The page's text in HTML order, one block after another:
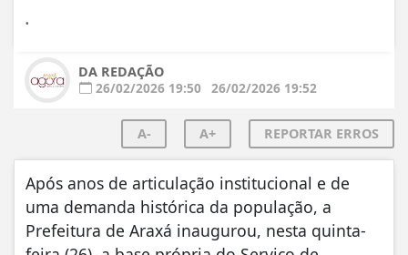
.
DA REDAÇÃO
26/02/2026 19:50
26/02/2026 19:52
A- A+ REPORTAR ERROS
Após anos de articulação institucional e de
uma demanda histórica da população, a
Prefeitura de Araxá inaugurou, nesta quinta-